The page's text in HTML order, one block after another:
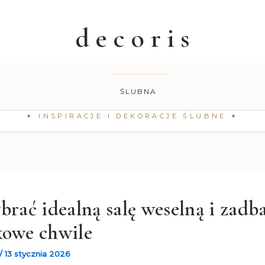
ŚLUBNA
idealną salę weselną i
chwile
/13 stycznia 2026